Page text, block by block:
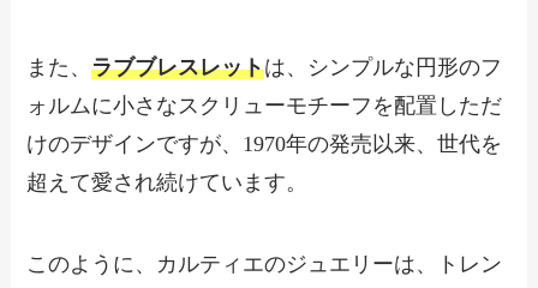
また、ラブブレスレットは、シンプルな円形のフ
ォルムに小さなスクリューモチーフを配置しただ
けのデザインですが、1970年の発売以来、世代を
超えて愛され続けています。
このように、カルティエのジュエリーは、トレン